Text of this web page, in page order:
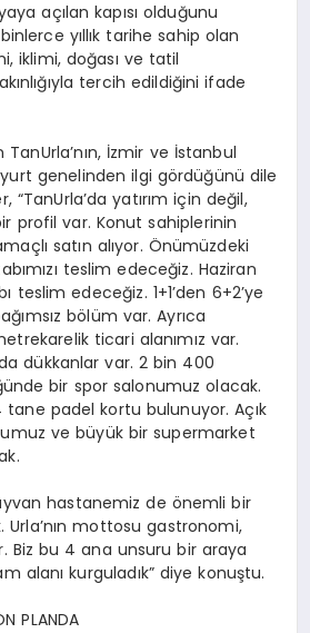
açılan kapısı olduğunu
yıllık tarihe sahip olan
iklimi, doğası ve tatil
tercih edildiğini ifade
TanUrla’nın, İzmir ve İstanbul
genelinden ilgi gördüğünü dile
, “TanUrla’da yatırım için değil,
profil var. Konut sahiplerinin
satın alıyor. Önümüzdeki
teslim edeceğiz. Haziran
teslim edeceğiz. 1+1’den 6+2’ye
bölüm var. Ayrıca
ticari alanımız var.
dükkanlar var. 2 bin 400
bir spor salonumuz olacak.
tane padel kortu bulunuyor. Açık
ve büyük bir supermarket
hastanemiz de önemli bir
Urla’nın mottosu gastronomi,
Biz bu 4 ana unsuru bir araya
alanı kurguladık” diye konuştu.
PLANDA